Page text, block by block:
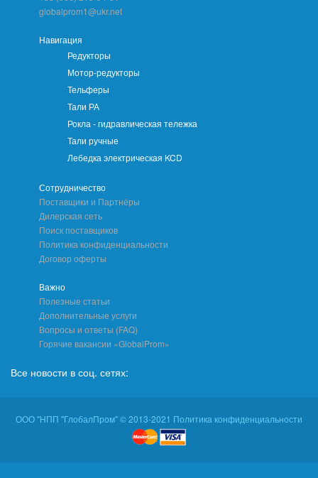
globalprom1@ukr.net
Навигация
Редукторы
Мотор-редукторы
Тельферы
Тали РА
Рокла - гидравлическая тележка
Тали ручные
Лебедка электрическая KCD
Сотрудничество
Поставщики и Партнёры
Дилерская сеть
Поиск поставщиков
Политика конфиденциальности
Договор оферты
Важно
Полезные статьи
Дополнительные услуги
Вопросы и ответы (FAQ)
Горячие вакансии «GlobalProm»
Все новости в соц. сетях:
ООО "НПП "ГлобалПром" © 2013-2021 Политика конфиденциальности